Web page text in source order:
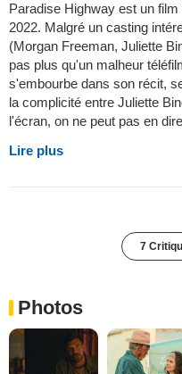
Paradise Highway est un
2022. Malgré un casting
(Morgan Freeman, Juliette
pas plus qu'un malheur
s'embourbe dans son récit,
la complicité entre Juliette
l'écran, on ne peut pas en
Lire plus
7
Photos